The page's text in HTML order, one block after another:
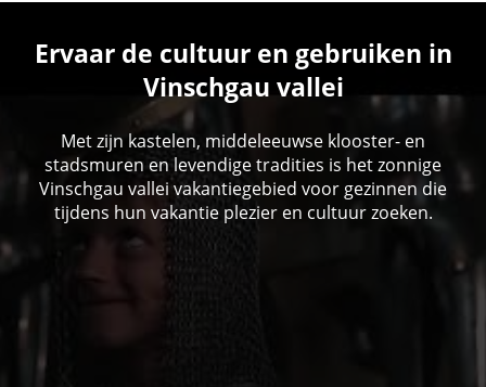
Ervaar de cultuur en gebruiken in
Vinschgau vallei
Met zijn kastelen, middeleeuwse klooster- en
stadsmuren en levendige tradities is het zonnige
Vinschgau vallei vakantiegebied voor gezinnen die
tijdens hun vakantie plezier en cultuur zoeken.